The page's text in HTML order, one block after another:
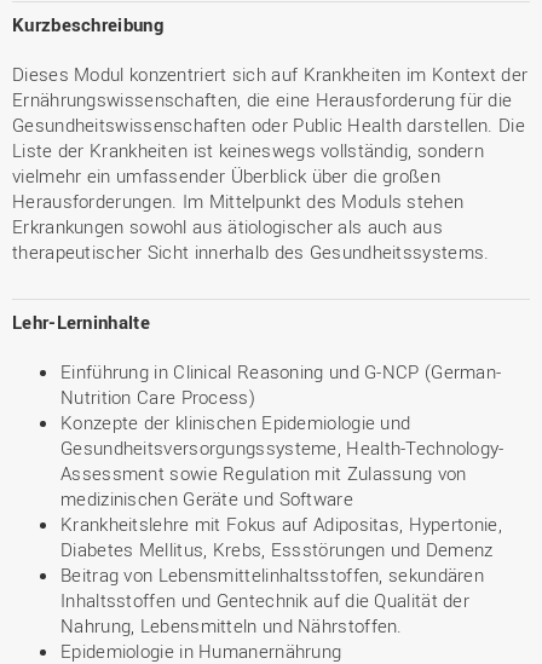
Kurzbeschreibung
Dieses Modul konzentriert sich auf Krankheiten im Kontext der
Ernährungswissenschaften, die eine Herausforderung für die
Gesundheitswissenschaften oder Public Health darstellen. Die
Liste der Krankheiten ist keineswegs vollständig, sondern
vielmehr ein umfassender Überblick über die großen
Herausforderungen. Im Mittelpunkt des Moduls stehen
Erkrankungen sowohl aus ätiologischer als auch aus
therapeutischer Sicht innerhalb des Gesundheitssystems.
Lehr-Lerninhalte
Einführung in Clinical Reasoning und G-NCP (German-
Nutrition Care Process)
Konzepte der klinischen Epidemiologie und
Gesundheitsversorgungssysteme, Health-Technology-
Assessment sowie Regulation mit Zulassung von
medizinischen Geräte und Software
Krankheitslehre mit Fokus auf Adipositas, Hypertonie,
Diabetes Mellitus, Krebs, Essstörungen und Demenz
Beitrag von Lebensmittelinhaltsstoffen, sekundären
Inhaltsstoffen und Gentechnik auf die Qualität der
Nahrung, Lebensmitteln und Nährstoffen.
Epidemiologie in Humanernährung